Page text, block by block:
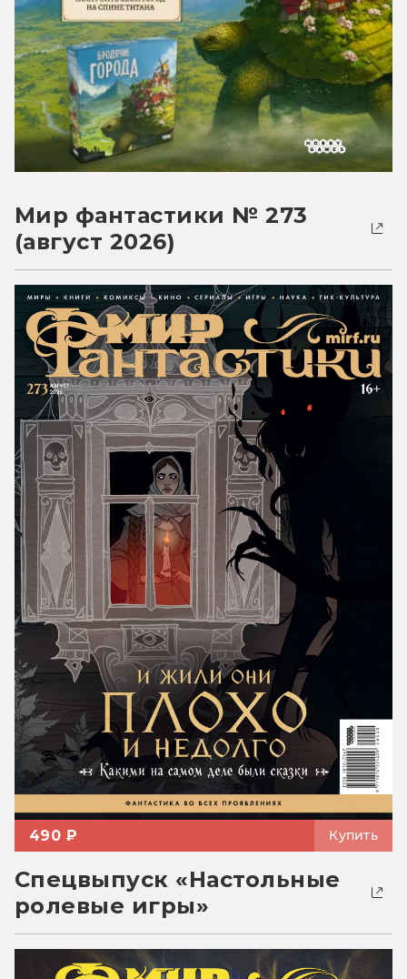
Мир фантастики № 273
(август 2026)
490 ₽ Купить
Спецвыпуск «Настольные
ролевые игры»